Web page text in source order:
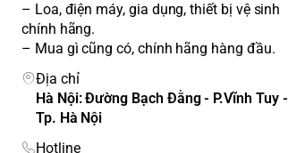
– Loa, điện máy, gia dụng, thiết bị vệ sinh
chính hãng.
– Mua gì cũng có, chính hãng hàng đầu.
Địa chỉ
Hà Nội: Đường Bạch Đằng - P.Vĩnh Tuy -
Tp. Hà Nội
Hotline